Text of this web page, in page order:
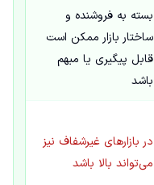
بسته به فروشنده و
ساختار بازار ممکن است
قابل پیگیری یا مبهم
باشد
در بازارهای غیرشفاف نیز
می‌تواند بالا باشد